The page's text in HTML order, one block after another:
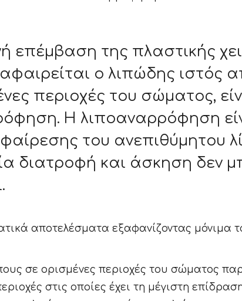
επέμβαση της πλαστικής
ο λιπώδης ιστός
περιοχές του σώματος,
Η λιποαναρρόφηση
του ανεπιθύμητου
διατροφή και άσκηση δεν
αποτελέσματα εξαφανίζοντας μόνιμα
σε ορισμένες περιοχές του σώματος
στις οποίες έχει τη μέγιστη επίδραση